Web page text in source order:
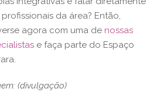
da área? Então,
agora com uma de nossas
e faça parte do Espaço
(divulgação)